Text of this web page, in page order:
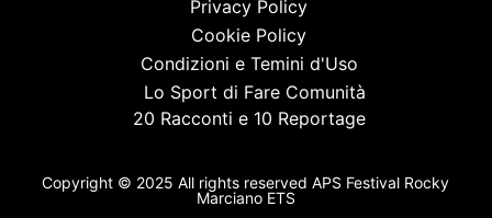
Privacy Policy
Cookie Policy
Condizioni e Temini d'Uso
Lo Sport di Fare Comunità
20 Racconti e 10 Reportage
Copyright © 2025 All rights reserved APS Festival Rocky
Marciano ETS